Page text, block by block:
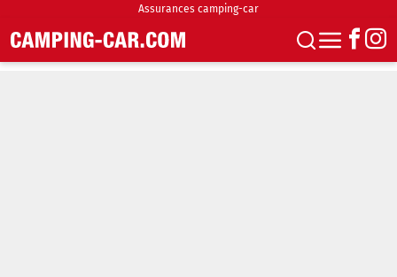
Assurances camping-car